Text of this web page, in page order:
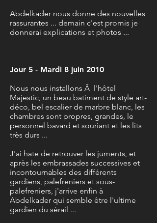
Abdelkader nous donne des nouvelles
rassurantes ... demain c'est promis je
donnerai explications et photos ...
Jour 5 - Mardi 8 juin 2010
Nous nous installons Ã l'hôtel
Majestic, un beau batiment de style art-
déco, bel escalier de marbre blanc, les
chambres sont propres, grandes, le
personnel bavard et souriant et les lits
très durs ...
J'ai hate de retrouver les juments, et
après les embrassades successives et
incontournables des différents
gardiens, palefreniers et sous-
palefreniers, j'arrive enfin à
Abdelkader qui semble être l'ultime
gardien du sérail ...